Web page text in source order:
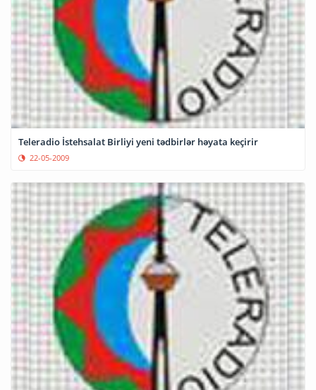
Teleradio İstehsalat Birliyi yeni tədbirlər həyata keçirir
22-05-2009